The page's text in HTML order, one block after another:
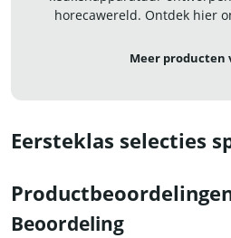
horecawereld. Ontdek hier
Meer producten
Eersteklas selecties
Beoordeling